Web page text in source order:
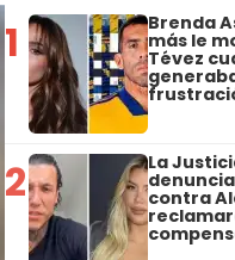
1 Brenda
más le
Tévez
2 La
contra